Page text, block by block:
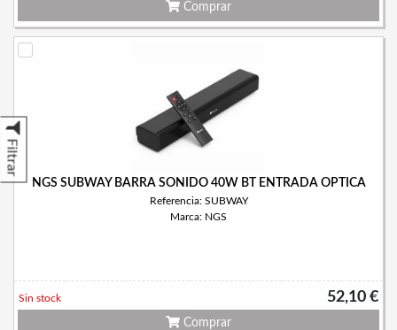
Filtrar
Comprar
NGS SUBWAY BARRA SONIDO 40W BT ENTRADA OPTICA
Referencia: SUBWAY
Marca: NGS
52,10 €
Sin stock
Comprar